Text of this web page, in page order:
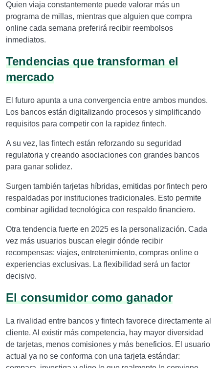
Quien viaja constantemente puede valorar más un
programa de millas, mientras que alguien que compra
online cada semana preferirá recibir reembolsos
inmediatos.
Tendencias que transforman el
mercado
El futuro apunta a una convergencia entre ambos mundos.
Los bancos están digitalizando procesos y simplificando
requisitos para competir con la rapidez fintech.
A su vez, las fintech están reforzando su seguridad
regulatoria y creando asociaciones con grandes bancos
para ganar solidez.
Surgen también tarjetas híbridas, emitidas por fintech pero
respaldadas por instituciones tradicionales. Esto permite
combinar agilidad tecnológica con respaldo financiero.
Otra tendencia fuerte en 2025 es la personalización. Cada
vez más usuarios buscan elegir dónde recibir
recompensas: viajes, entretenimiento, compras online o
experiencias exclusivas. La flexibilidad será un factor
decisivo.
El consumidor como ganador
La rivalidad entre bancos y fintech favorece directamente al
cliente. Al existir más competencia, hay mayor diversidad
de tarjetas, menos comisiones y más beneficios. El usuario
actual ya no se conforma con una tarjeta estándar: